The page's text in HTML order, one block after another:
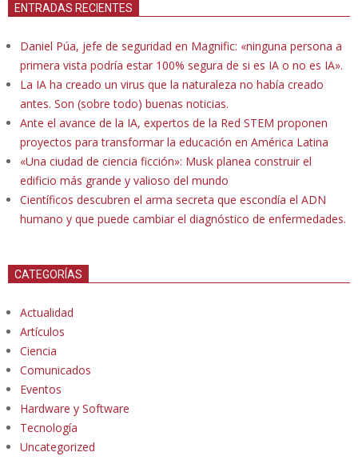
ENTRADAS RECIENTES
Daniel Púa, jefe de seguridad en Magnific: «ninguna persona a
primera vista podría estar 100% segura de si es IA o no es IA».
La IA ha creado un virus que la naturaleza no había creado
antes. Son (sobre todo) buenas noticias.
Ante el avance de la IA, expertos de la Red STEM proponen
proyectos para transformar la educación en América Latina
«Una ciudad de ciencia ficción»: Musk planea construir el
edificio más grande y valioso del mundo
Científicos descubren el arma secreta que escondía el ADN
humano y que puede cambiar el diagnóstico de enfermedades.
CATEGORÍAS
Actualidad
Artículos
Ciencia
Comunicados
Eventos
Hardware y Software
Tecnología
Uncategorized